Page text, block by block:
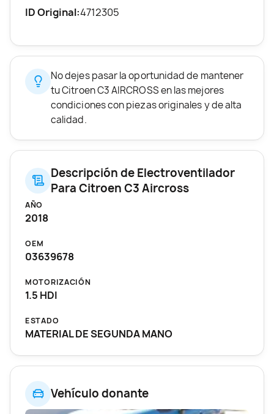
Vehículo donante
ID Original:4712305
No dejes pasar la oportunidad de mantener
tu Citroen C3 AIRCROSS en las mejores
condiciones con piezas originales y de alta
calidad.
Descripción de Electroventilador
Para Citroen C3 Aircross
AÑO
2018
OEM
03639678
MOTORIZACIÓN
1.5 HDI
ESTADO
MATERIAL DE SEGUNDA MANO